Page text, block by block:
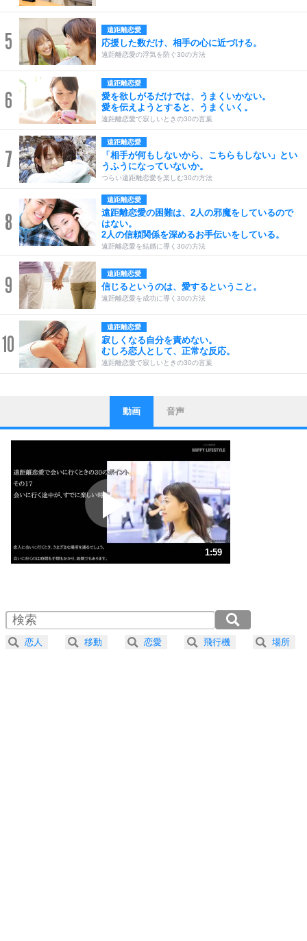
5 遠距離恋愛
応援した数だけ、相手の心に近づける。
遠距離恋愛の浮気を防ぐ30の方法
6
遠距離恋愛
愛を欲しがるだけでは、うまくいかない。
愛を伝えようとすると、うまくいく。
遠距離恋愛で寂しいときの30の言葉
7
遠距離恋愛
「相手が何もしないから、こちらもしない」とい
うふうになっていないか。
つらい遠距離恋愛を楽しむ30の方法
8
遠距離恋愛
遠距離恋愛の困難は、2人の邪魔をしているので
はない。
2人の信頼関係を深めるお手伝いをしている。
遠距離恋愛を結婚に導く30の方法
9 遠距離恋愛
信じるというのは、愛するということ。
遠距離恋愛を成功に導く30の方法
10
遠距離恋愛
寂しくなる自分を責めない。
むしろ恋人として、正常な反応。
遠距離恋愛で寂しいときの30の言葉
1
ストレス対策
他人と比べない。
いっそのこと、他人を見ない。
いらいらしない人になる30の方法
プラス思考
ポジティブになれない原因は、行動しないから。
ポジティブ思考になる30の方法
ストレス対策
人生、なんとかなるもの。
気楽に生きる30の方法
4 器の大きい人は、怒りを優しさで表現する。
プラス思考
動画 音声
1:59
2.0倍速 （235KB 59秒）
2.5倍速 （188KB 47秒）
3.0倍速 （157KB 39秒）
恋人 移動 恋愛 飛行機 場所